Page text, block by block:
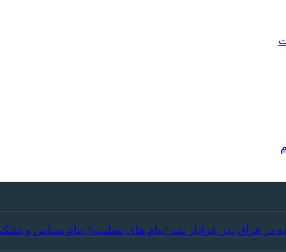
در فراق پدر عزادار شد+پیام های تسلیت+ پیام سپاس و تشکر